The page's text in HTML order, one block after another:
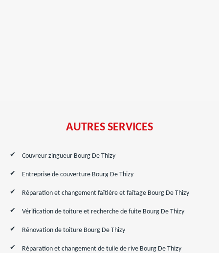
AUTRES SERVICES
Couvreur zingueur Bourg De Thizy
Entreprise de couverture Bourg De Thizy
Réparation et changement faîtière et faîtage Bourg De Thizy
Vérification de toiture et recherche de fuite Bourg De Thizy
Rénovation de toiture Bourg De Thizy
Réparation et changement de tuile de rive Bourg De Thizy